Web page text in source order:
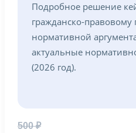
Подробное решение
гражданско-
нормативной
актуальные
(2026 год).
500₽